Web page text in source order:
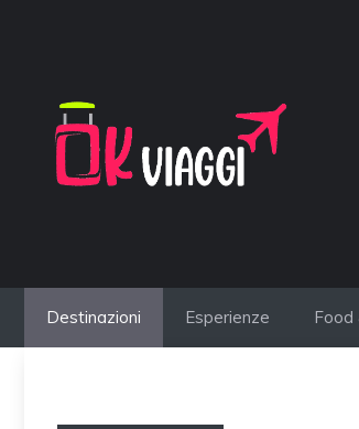
Destinazioni Esperienze Food